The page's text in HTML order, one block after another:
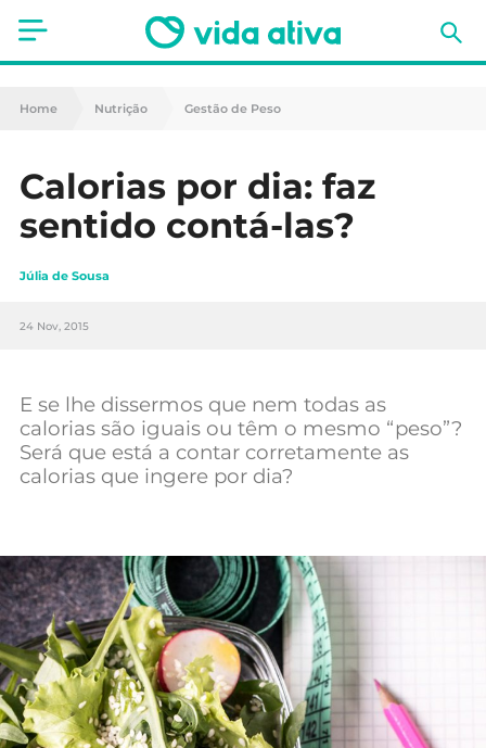
Saúde
Nutrição
Animais de Estimação
Home Nutrição Gestão de Peso
Calorias por dia: faz
sentido contá-las?
Júlia de Sousa
24 Nov, 2015
E se lhe dissermos que nem todas as
calorias são iguais ou têm o mesmo “peso”?
Será que está a contar corretamente as
calorias que ingere por dia?